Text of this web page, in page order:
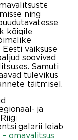
ning
kõigile
väiksuse
soovivad
Samuti
tulevikus
täitmisel.
ja
galerii leiab
omavalitsus